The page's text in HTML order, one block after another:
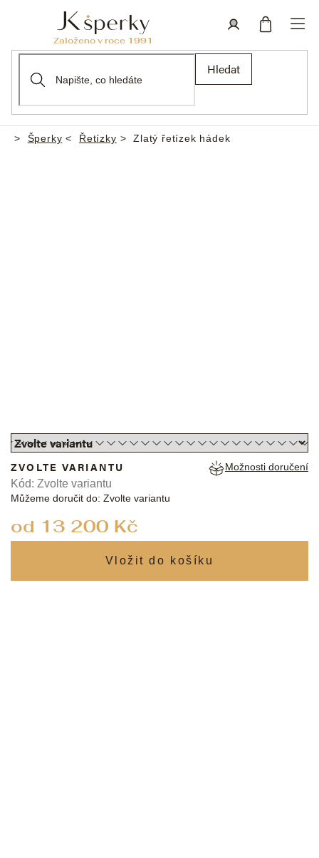
Hledat
Domů
Šperky Řetízky Zlatý řetízek hádek
od 13 200 Kč
ZVOLTE VARIANTU
Můžeme doručit do: Zvolte variantu
Možnosti doručení
Kód: Zvolte variantu